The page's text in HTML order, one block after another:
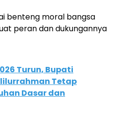
benteng moral bangsa
peran dan dukungannya
Turun, Bupati
Tetap
Dasar dan